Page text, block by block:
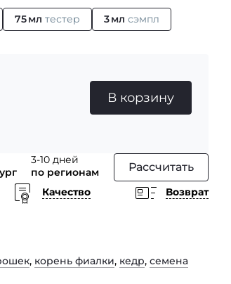
75 мл тестер 3 мл сэмпл
В корзину
3-10 дней
по регионам
Рассчитать
Качество
Возврат
, корень фиалки, кедр, семена